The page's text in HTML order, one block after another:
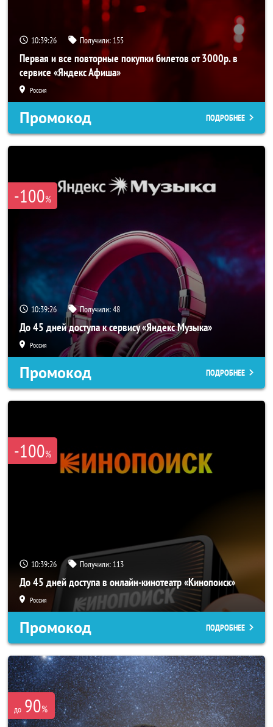
10:39:25 Получили: 155
Первая и все повторные покупки билетов от 3000р. в
сервисе «Яндекс Афиша»
Россия
Промокод ПОДРОБНЕЕ
-100%
10:39:25 Получили:48
До 45 дней доступа к сервису «Яндекс Музыка»
Россия
Промокод ПОДРОБНЕЕ
-100%
10:39:25 Получили: 113
До 45 дней доступа в онлайн-кинотеатр «Кинопоиск»
Россия
Промокод ПОДРОБНЕЕ
до 90%